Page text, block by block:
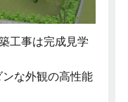
工事は完成見学
ンな外観の高性能